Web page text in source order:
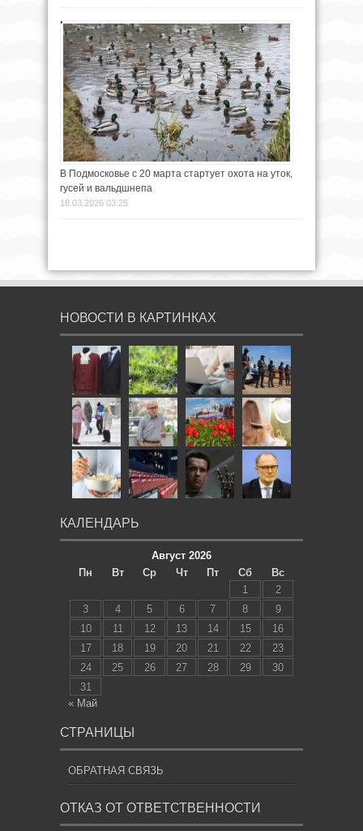
В Подмосковье с 20 марта стартует охота на уток,
гусей и вальдшнепа
18.03.2026 03:25
НОВОСТИ В КАРТИНКАХ
КАЛЕНДАРЬ
Август 2026
Пн
Вт Ср Чт Пт Сб
Вс
1
2
3
4 5 6 7 8
9
10
11 12 13 14 15
16
17
18 19 20 21 22
23
24
25 26 27 28 29
30
31
« Май
СТРАНИЦЫ
ОБРАТНАЯ СВЯЗЬ
ОТКАЗ ОТ ОТВЕТСТВЕННОСТИ